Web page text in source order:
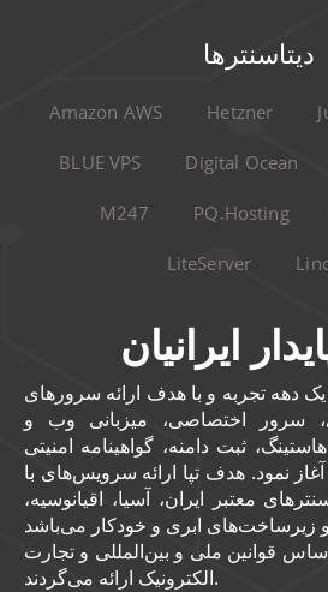
دیتاسنترها
Amazon AWS Hetzner
BLUE VPS Digital Ocean
M247 PQ.Hosting
LiteServer
ایرانیان
دهه تجربه و با هدف ارائه سرورهای
سرور اختصاصی، میزبانی وب و
هاستینگ، ثبت دامنه، گواهینامه امنیتی SSL، فعالیت رسمی
خود را در سال ۱۳۹۳ آغاز نمود. هدف تپا ارائه سرویس‌های با
معتبر ایران، آسیا، اقیانوسیه،
و زیرساخت‌های ابری و خودکار می‌باشد
قوانین ملی و بین‌المللی و تجارت
الکترونیک ارائه می‌گردند.